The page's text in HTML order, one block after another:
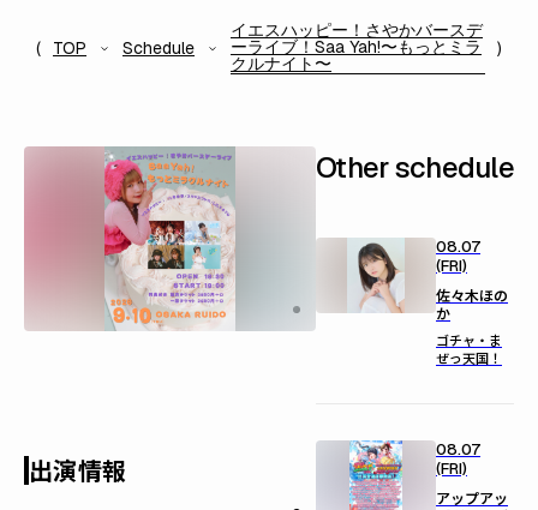
TOP Schedule
イエスハッピー！さやかバースデ
ーライブ！Saa Yah!〜もっとミラ
クルナイト〜
出演情報
Other schedule
08.07
(FRI)
佐々木ほの
か
ゴチャ・ま
ぜっ天国！
08.07
(FRI)
アップアッ